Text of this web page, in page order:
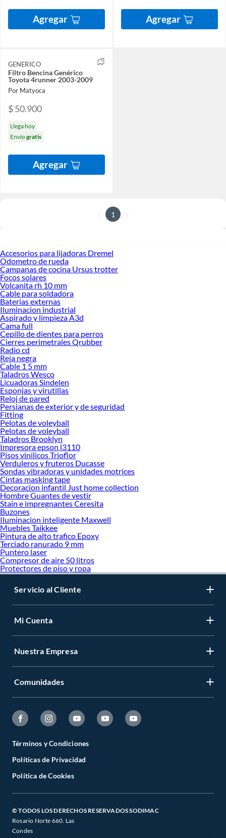
Agregar Agregar
GENERICO
Filtro Bencina Genérico
Toyota 4runner 2003-2009
Por Matyoca
$ 50.900
Llega hoy
Envíogratis
Agregar
1
Accesorios para lijadoras Dremel
Odometro de rueda
Campanas de cocina Ursus trotter
Focos solares
Volcanita rh 10 mm
Cable para soldadora
Baterias externas
Iluminacion industrial
Aspirado y limpieza A3d
Cama full
Cepillo de dientes para perros
Cierres perimetrales Qrubber
Radio cd
Reja negra
Cable 1 5 mm
Taladros Wesco
Licuadoras Sindelen
Esponjas y virutillas
Reloj de pared
Persianas de exterior y de seguridad
Fitting
Pelotas de voleyball
Pelotas de voleyball
Taladros Brooklyn
Impresora epson l3110
Pisos vinilicos Trioflor
Verduleros y fruteros Ducasse
Sondas vibradoras y unidades motrices
Cintas masking tape
Decoracion infantil Just home collection
Hombre Guantes de vestir
Stain e impregnantes Ceresita
Buzones
Iluminacion inteligente Maxwell
Muebles Taikkee
Pintura de alto trafico Epoxy
Terciado ranurado 9 mm
Puntero laser
Compresor de aire 50 litros
Protectores de piso y ropa
Servicio al Cliente
Mi Cuenta
Nuestra Empresa
Comunidades
Términos y Condiciones
Políticas de Privacidad
Política de Cookies
© TODOS LOS DERECHOS RESERVADOS SODIMAC
Rosario Norte 660. Las
Condes